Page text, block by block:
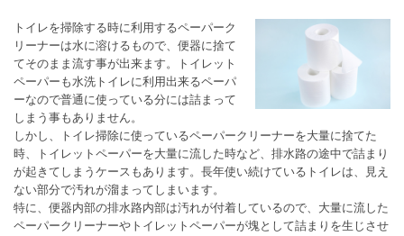
トイレを掃除する時に利用するペーパーク
リーナーは水に溶けるもので、便器に捨て
てそのまま流す事が出来ます。トイレット
ペーパーも水洗トイレに利用出来るペーパ
ーなので普通に使っている分には詰まって
しまう事もありません。
しかし、トイレ掃除に使っているペーパークリーナーを大量に捨てた
時、トイレットペーパーを大量に流した時など、排水路の途中で詰まり
が起きてしまうケースもあります。長年使い続けているトイレは、見え
ない部分で汚れが溜まってしまいます。
特に、便器内部の排水路内部は汚れが付着しているので、大量に流した
ペーパークリーナーやトイレットペーパーが塊として詰まりを生じさせ